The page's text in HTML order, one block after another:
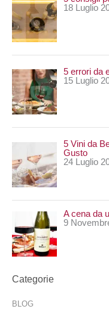
18 Luglio
5 errori da
15 Luglio
5 Vini da
Gusto
24 Luglio
A cena da
9
Categorie
BLOG